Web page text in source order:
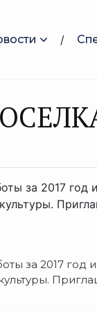
за 2017 год
за 2017 год